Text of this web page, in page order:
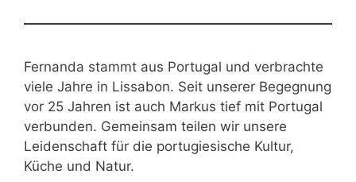
Fernanda stammt aus Portugal und verbrachte
viele Jahre in Lissabon. Seit unserer Begegnung
vor 25 Jahren ist auch Markus tief mit Portugal
verbunden. Gemeinsam teilen wir unsere
Leidenschaft für die portugiesische Kultur,
Küche und Natur.